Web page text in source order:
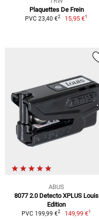
Plaquettes De Frein
PVC 23,40 €2 15,95 €1
ABUS
8077 2.0 Detecto XPLUS Louis
Edition
PVC 199,99 €2 149,99 €1